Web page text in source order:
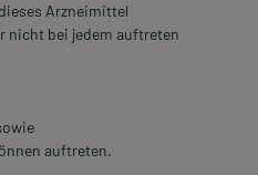
Arzneimittel
nicht bei jedem auftreten
auftreten.